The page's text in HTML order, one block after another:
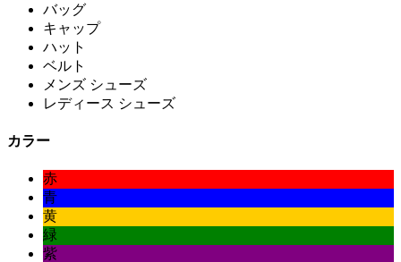
バッグ
キャップ
ハット
ベルト
メンズ シューズ
レディース シューズ
カラー
赤
青
黄
緑
紫